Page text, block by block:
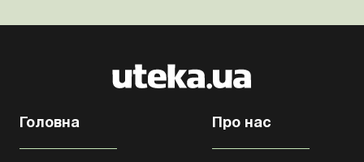
Головна Про нас